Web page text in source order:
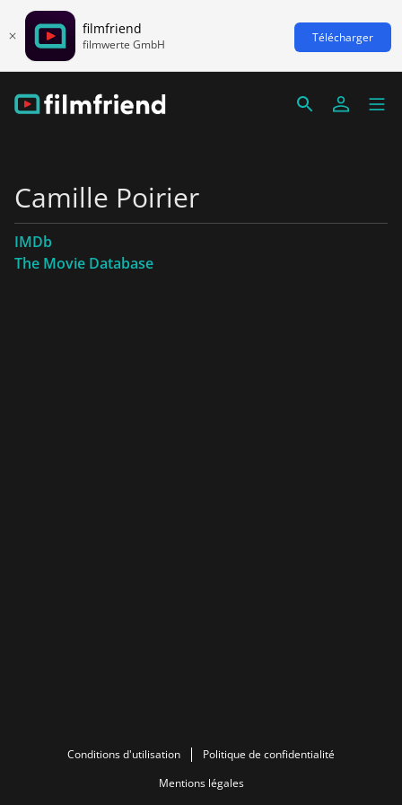
filmfriend
filmwerte GmbH Télécharger
Camille Poirier
IMDb
The Movie Database
Conditions d'utilisation
Politique de confidentialité
Mentions légales